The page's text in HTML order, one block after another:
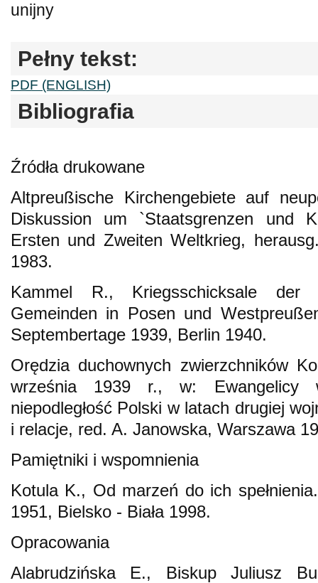
unijny
Pełny tekst:
PDF (ENGLISH)
Bibliografia
Źródła drukowane
Altpreußische Kirchengebiete auf
Diskussion um `Staatsgrenzen und
Ersten und Zweiten Weltkrieg,
1983.
Kammel R., Kriegsschicksale der
Gemeinden in Posen und
Septembertage 1939, Berlin 1940.
Orędzia duchownych zwierzchników
września 1939 r., w: Ewangelicy
niepodległość Polski w latach drugiej
i relacje, red. A. Janowska, Warszawa
Pamiętniki i wspomnienia
Kotula K., Od marzeń do ich
1951, Bielsko - Biała 1998.
Opracowania
Alabrudzińska E., Biskup Juliusz